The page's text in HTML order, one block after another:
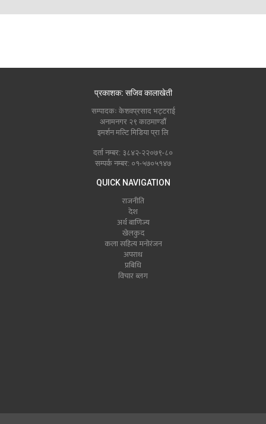
प्रकाशक: सजिव कालाखेती
सम्पादकः केशवप्रसाद भट्टराई
अनामनगर २९ काठमाण्डौं
इमर्शन मल्टि मिडिया प्रा लि
दर्ता नम्बर: ३८४२-२२०७९-८०
सम्पर्क नम्बर: ०१-५७०५१४७
QUICK NAVIGATION
राजनीति
देश
अर्थ बाणिज्य
खेलकुद
कला सहित्य मनोरंजन
अपराध
प्रबिधि
विचार ब्लग